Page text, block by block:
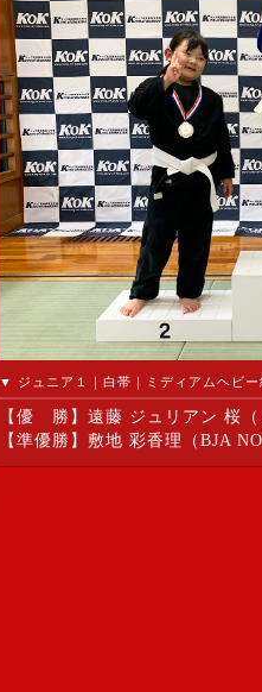
▼ ジュニア１｜白帯｜ミディアムヘビー
【優 勝】遠藤 ジュリアン 桜（
【準優勝】敷地 彩香理（BJA